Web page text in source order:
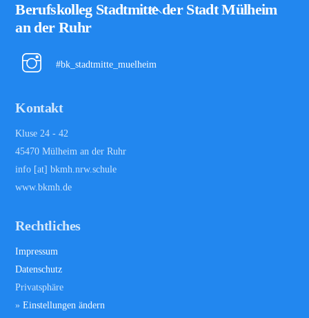
Back
Berufskolleg Stadtmitte der Stadt Mülheim
an der Ruhr
#bk_stadtmitte_muelheim
Kontakt
Kluse 24 - 42
45470 Mülheim an der Ruhr
info [at] bkmh.nrw.schule
www.bkmh.de
Rechtliches
Impressum
Datenschutz
Privatsphäre
»Einstellungen ändern